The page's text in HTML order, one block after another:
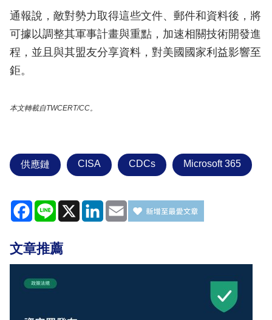
通報說，敵對勢力取得這些文件、郵件和資料後，將
可據以調整其軍事計畫與重點，加速相關技術開發進
程，並且與其盟友分享資料，對美國國家利益影響至
鉅。
本文轉載自TWCERT/CC。
供應鏈 CISA CDCs Microsoft 365
Facebook
Line X LinkedIn
Email
文章推薦